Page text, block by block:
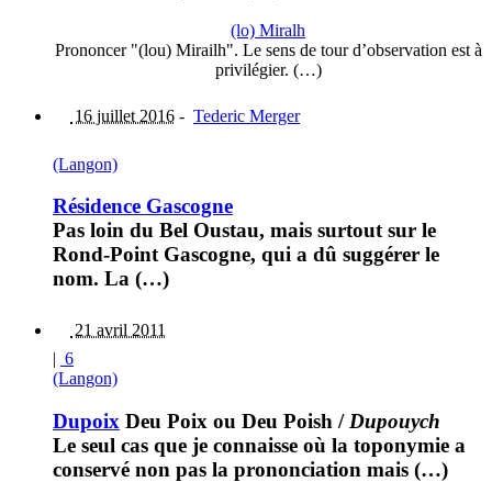
(lo) Miralh
Prononcer "(lou) Mirailh". Le sens de tour d’observation est à
privilégier. (…)
16 juillet 2016 - Tederic Merger
(Langon)
Résidence Gascogne
Pas loin du Bel Oustau, mais surtout sur le
Rond-Point Gascogne, qui a dû suggérer le
nom. La (…)
21 avril 2011
| 6
(Langon)
Dupoix Deu Poix ou Deu Poish / Dupouych
Le seul cas que je connaisse où la toponymie a
conservé non pas la prononciation mais (…)